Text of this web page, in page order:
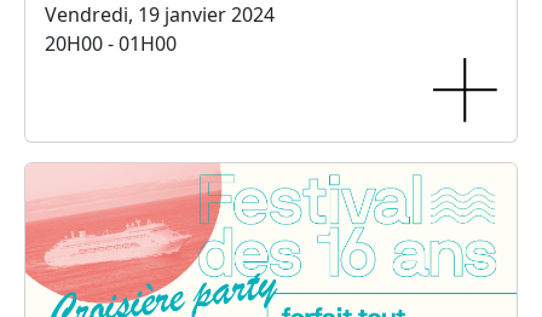
Vendredi, 19 janvier 2024
20H00 - 01H00